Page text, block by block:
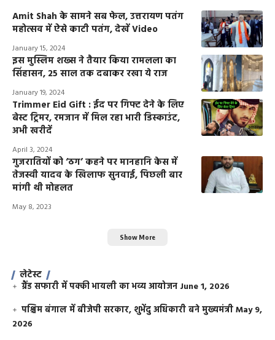
Amit Shah के सामने सब फेल, उत्तरायण पतंग
महोत्सव में ऐसे काटी पतंग, देखें Video
January 15, 2024
इस मुस्लिम शख्स ने तैयार किया रामलला का
सिंहासन, 25 साल तक दबाकर रखा ये राज
January 19, 2024
Trimmer Eid Gift : ईद पर गिफ्ट देने के लिए
बेस्ट ट्रिमर, रमजान में मिल रहा भारी डिस्काउंट,
अभी खरीदें
April 3, 2024
गुजरातियों को ‘ठग’ कहने पर मानहानि केस में
तेजस्वी यादव के खिलाफ सुनवाई, पिछली बार
मांगी थी मोहलत
May 8, 2023
Show More
लेटेस्ट
ग्रैंड सफारी में पक्की भायली का भव्य आयोजन June 1, 2026
पश्चिम बंगाल में बीजेपी सरकार, शुभेंदु अधिकारी बने मुख्यमंत्रीMay 9,
2026